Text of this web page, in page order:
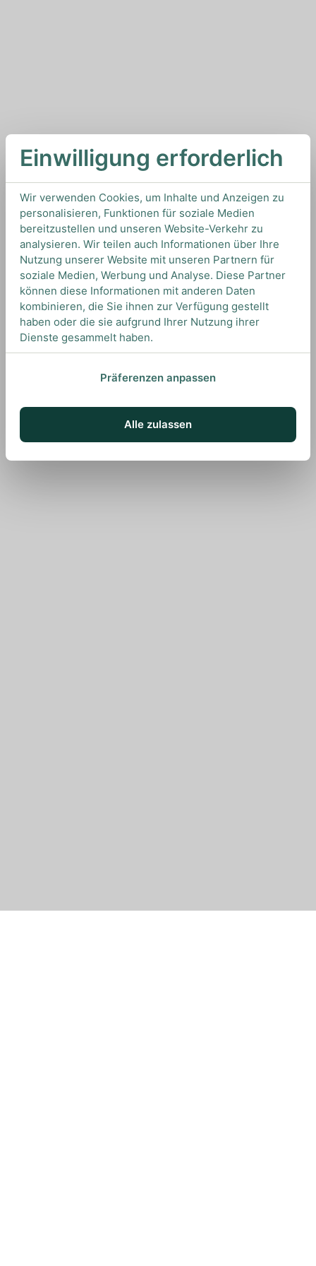
Einwilligung erforderlich
Wir verwenden Cookies, um Inhalte und Anzeigen zu
personalisieren, Funktionen für soziale Medien
bereitzustellen und unseren Website-Verkehr zu
analysieren. Wir teilen auch Informationen über Ihre
Nutzung unserer Website mit unseren Partnern für
soziale Medien, Werbung und Analyse. Diese Partner
können diese Informationen mit anderen Daten
kombinieren, die Sie ihnen zur Verfügung gestellt
haben oder die sie aufgrund Ihrer Nutzung ihrer
Dienste gesammelt haben.
Präferenzen anpassen
Alle zulassen